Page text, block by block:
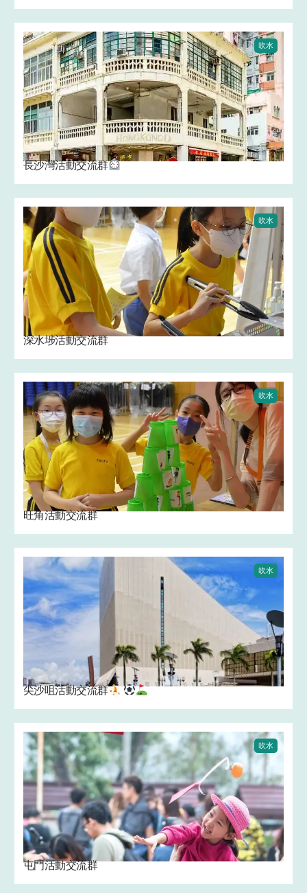
吹水
長沙灣活動交流群
吹水
深水埗活動交流群
吹水
旺角活動交流群
吹水
尖沙咀活動交流群
吹水
屯門活動交流群